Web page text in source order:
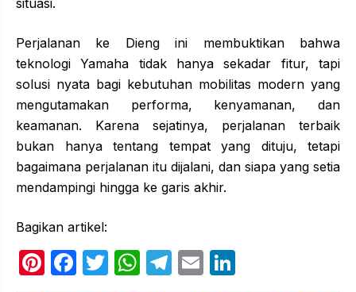
Perjalanan ke Dieng ini membuktikan bahwa
teknologi Yamaha tidak hanya sekadar fitur, tapi
solusi nyata bagi kebutuhan mobilitas modern yang
mengutamakan performa, kenyamanan, dan
keamanan. Karena sejatinya, perjalanan terbaik
bukan hanya tentang tempat yang dituju, tetapi
bagaimana perjalanan itu dijalani, dan siapa yang setia
mendampingi hingga ke garis akhir.
Bagikan artikel:
Pi F
T
W T
E